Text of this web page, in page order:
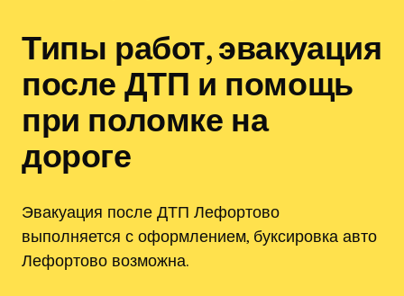
Типы работ, эвакуация
после ДТП и помощь
при поломке на
дороге
Эвакуация после ДТП Лефортово
выполняется с оформлением, буксировка авто
Лефортово возможна.